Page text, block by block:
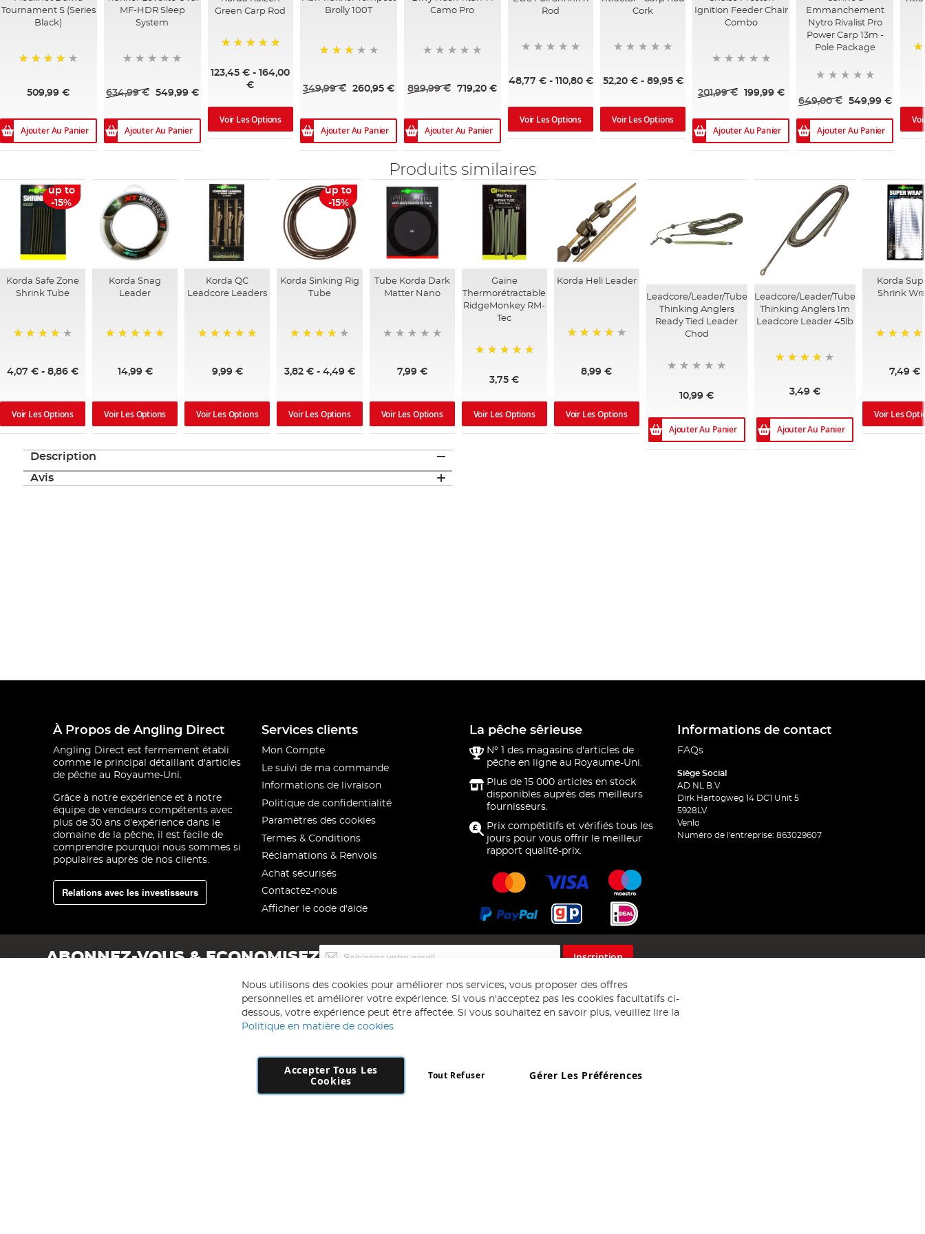
Tournament S (Series
Black)
509,99 €
Ajouter Au Panier
MF-HDR Sleep
System
634,99 € 549,99 €
Ajouter Au Panier
Green Carp Rod
123,45 € -164,00
€
Voir Les Options
Brolly 100T
349,99 € 260,95 €
Ajouter Au Panier
Camo Pro
899,99 € 719,20 €
Ajouter Au Panier
Rod
48,77 €- 110,80 €
Voir Les Options
Cork
52,20 €- 89,95 €
Voir Les Options
Ignition Feeder Chair
Combo
201,99 € 199,99 €
Ajouter Au Panier
Emmanchement
Nytro Rivalist Pro
Power Carp 13m -
Pole Package
649,00 € 549,99 €
Ajouter Au Panier
Produits similaires
up to
-15%
Korda Safe Zone
Shrink Tube
4,07 € -8,86 €
Voir Les Options
Korda Snag
Leader
14,99 €
Voir Les Options
Korda QC
Leadcore Leaders
9,99 €
Voir Les Options
up to
-15%
Korda Sinking Rig
Tube
3,82 €- 4,49 €
Voir Les Options
Tube Korda Dark
Matter Nano
7,99 €
Voir Les Options
Gaine
Thermorétractable
RidgeMonkey RM-
Tec
3,75 €
Voir Les Options
Korda Heli Leader
8,99 €
Voir Les Options
Leadcore/Leader/Tube
Thinking Anglers
Ready Tied Leader
Chod
10,99 €
Ajouter Au Panier
Leadcore/Leader/Tube
Thinking Anglers 1m
Leadcore Leader 45lb
3,49 €
Ajouter Au Panier
Korda
Shrink
7,49 €
Voir Les
Description
Avis
À Propos de Angling Direct
Angling Direct est fermement établi
comme le principal détaillant d'articles
de pêche au Royaume-Uni.
Grâce à notre expérience et à notre
équipe de vendeurs compétents avec
plus de 30 ans d'expérience dans le
domaine de la pêche, il est facile de
comprendre pourquoi nous sommes si
populaires auprès de nos clients.
Relations avec les investisseurs
Services clients
Mon Compte
Le suivi de ma commande
Informations de livraison
Politique de confidentialité
Paramètres des cookies
Termes & Conditions
Réclamations & Renvois
Achat sécurisés
Contactez-nous
Afficher le code d'aide
La pêche sêrieuse
N° 1 des magasins d'articles de
pêche en ligne au Royaume-Uni.
Plus de 15 000 articles en stock
disponibles auprès des meilleurs
fournisseurs.
Prix compétitifs et vérifiés tous les
jours pour vous offrir le meilleur
rapport qualité-prix.
Informations de contact
FAQs
Siège Social
AD NL B.V
Dirk Hartogweg 14 DC1 Unit 5
5928LV
Venlo
Numéro de l'entreprise: 863029607
ABONNEZ-VOUS & ECONOMISEZ
lettre
d’information
:
Inscription
Copyright 1997 - 2026AD NL B.V . Tous droits réservés.
Nous utilisons des cookies pour améliorer nos services, vous proposer des offres
personnelles et améliorer votre expérience. Si vous n'acceptez pas les cookies facultatifs ci-
dessous, votre expérience peut être affectée. Si vous souhaitez en savoir plus, veuillez lire la
Politique en matière de cookies
Accepter Tous Les
Cookies
Gérer Les Préférences
Tout Refuser